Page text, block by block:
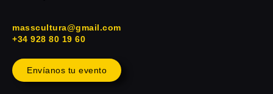
masscultura@gmail.com
+34 928 80 19 60
Envíanos tu evento